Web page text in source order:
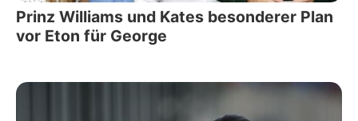
Prinz Williams und Kates besonderer Plan
vor Eton für George